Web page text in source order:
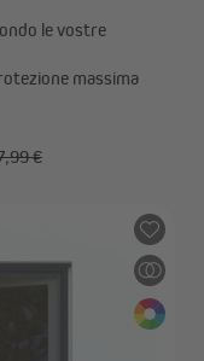
le vostre
massima
€